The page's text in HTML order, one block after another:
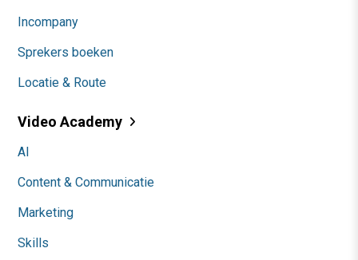
Incompany
Sprekers boeken
Locatie & Route
Video Academy
AI
Content & Communicatie
Marketing
Skills